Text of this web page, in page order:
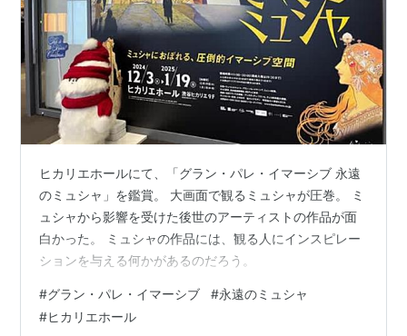
ヒカリエホールにて、「グラン・パレ・イマーシブ 永遠
のミュシャ」を鑑賞。 大画面で観るミュシャが圧巻。 ミ
ュシャから影響を受けた後世のアーティストの作品が面
白かった。 ミュシャの作品には、観る人にインスピレー
ションを与える何かがあるのだろう。
#グラン・パレ・イマーシブ #永遠のミュシャ
#ヒカリエホール